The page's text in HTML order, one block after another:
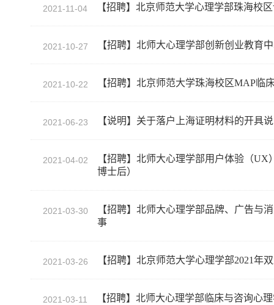
2021-11-04 【招聘】北京师范大学心理学部珠海校
2021-10-27 【招聘】北师大心理学部创新创业教育
2021-10-22 【招聘】北京师范大学珠海校区MAP临
2021-06-23 【说明】关于落户上海证明材料的开具
2021-04-02
【招聘】北师大心理学部用户体验（
博士后）
2021-03-30
【招聘】北师大心理学部品牌、广告与
事
2021-03-26 【招聘】北京师范大学心理学部2021年
2021-03-11
【招聘】北师大心理学部临床与咨询心